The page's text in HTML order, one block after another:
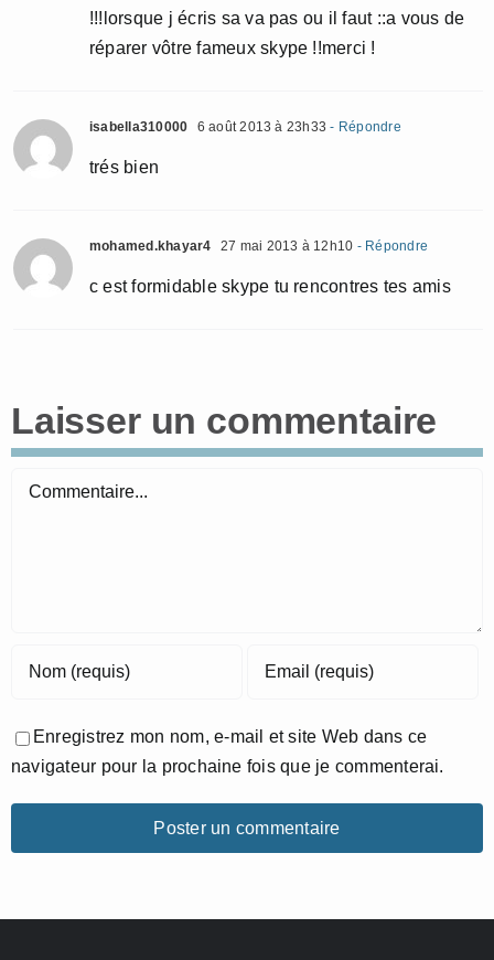
!!!lorsque j écris sa va pas ou il faut ::a vous de
réparer vôtre fameux skype !!merci !
isabella310000 6 août 2013 à 23h33 - Répondre
trés bien
mohamed.khayar4 27 mai 2013 à 12h10 - Répondre
c est formidable skype tu rencontres tes amis
Laisser un commentaire
Commentaire
Enregistrez mon nom, e-mail et site Web dans ce
navigateur pour la prochaine fois que je commenterai.